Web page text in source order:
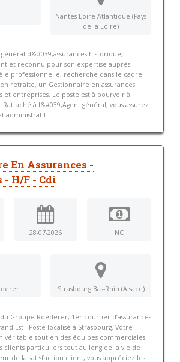
Nantes Loire-Atlantique (Pays
de la Loire)
d&#039;assurances historique,
et reconnu pour son expertise auprès
professionnelle, recherche dans le cadre
retraite, un Gestionnaire en assurances
et entreprises. Le poste est à pourvoir à
à l&#039;Agent général, vous assurez
administratif...
En Assurances -
H/F - Cdi
28-07-2026 NC
Strasbourg Bas-Rhin (Alsace)
Groupe Roederer, 1er courtier d’assurances
Est ! Poste localisé à Strasbourg. Votre
véritable soutien des équipes commerciales
clients particuliers tout au long de la vie de
de la satisfaction client, vous appréciez les